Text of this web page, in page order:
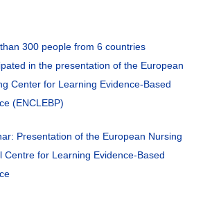
300 people from 6 countries
in the presentation of the European
Center for Learning Evidence-Based
(ENCLEBP)
Presentation of the European Nursing
Centre for Learning Evidence-Based